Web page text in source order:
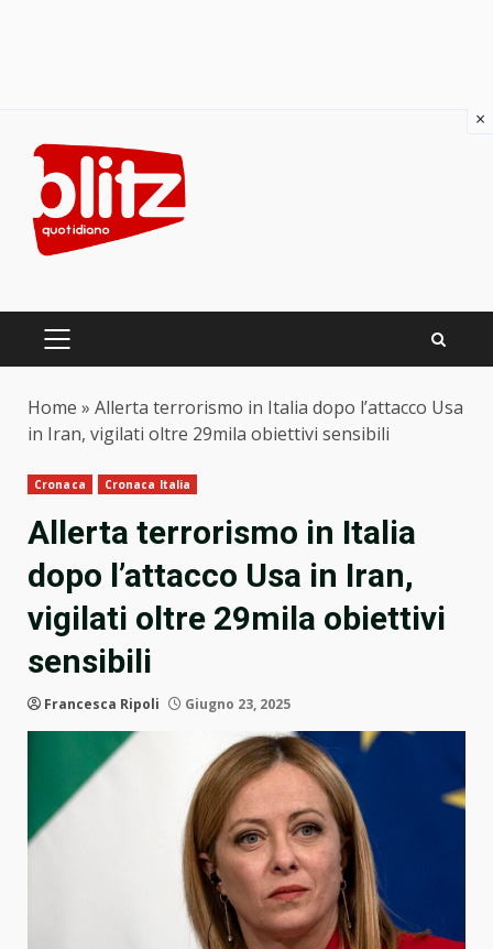
content
PRIMARY
Home » Allerta terrorismo in Italia dopo l’attacco Usa
in Iran, vigilati oltre 29mila obiettivi sensibili
Cronaca Cronaca Italia
Allerta terrorismo in Italia
dopo l’attacco Usa in Iran,
vigilati oltre 29mila obiettivi
sensibili
Francesca Ripoli Giugno 23, 2025
×